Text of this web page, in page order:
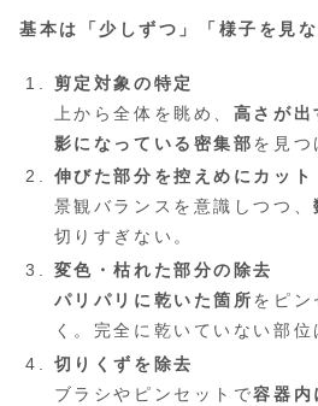
基本は「少しずつ」「様子を見な
剪定対象の特定
上から全体を眺め、 高さが出
影になっている密集部を見つ
伸びた部分を控えめにカット
景観バランスを意識しつつ、
切りすぎない。
変色・枯れた部分の除去
パリパリに乾いた箇所をピン
く。完全に乾いていない部位
切りくずを除去
ブラシやピンセットで容器内